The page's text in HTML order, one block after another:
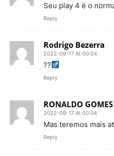
Seu play 4 é o
Reply
Rodrigo Bezerra
2022-09-17 At 00:04
??‍
Reply
RONALDO GOMES
2022-09-17 At 00:04
Mas teremos mais
Reply